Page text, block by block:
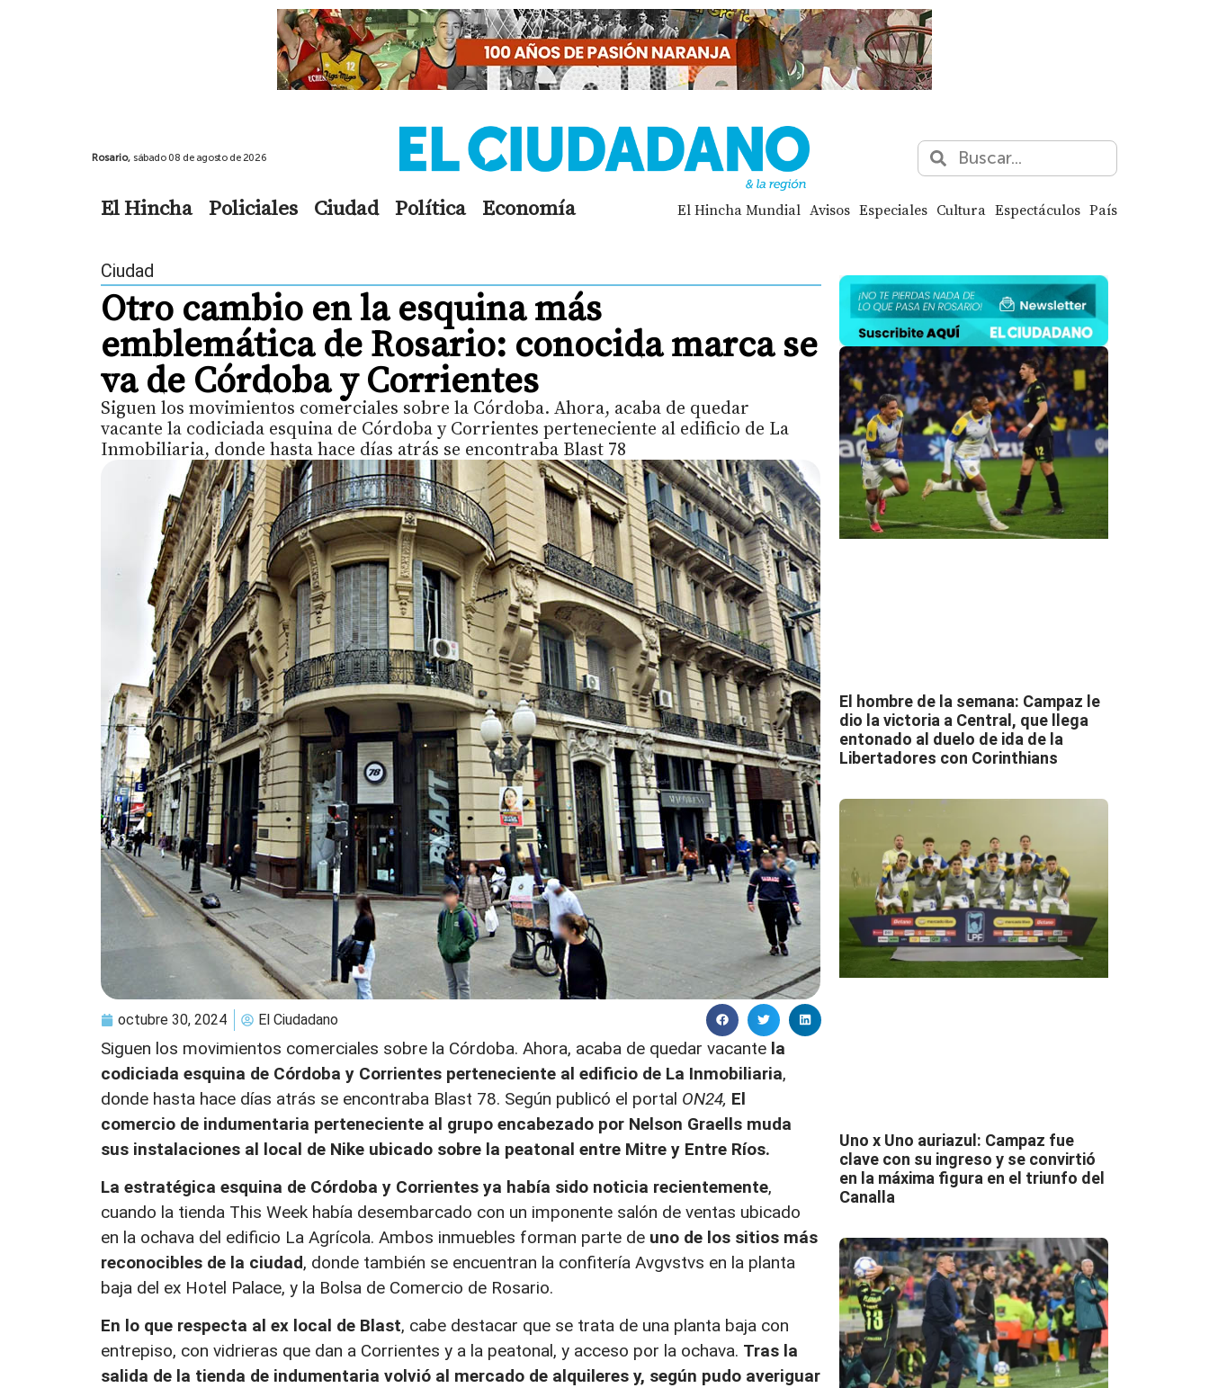
Rosario, sábado 08 de agosto de 2026
El Hincha Policiales Ciudad Política Economía El Hincha Mundial Avisos Especiales Cultura Espectáculos País
Ciudad
Otro cambio en la esquina más
emblemática de Rosario: conocida marca se
va de Córdoba y Corrientes
Siguen los movimientos comerciales sobre la Córdoba. Ahora, acaba de quedar
vacante la codiciada esquina de Córdoba y Corrientes perteneciente al edificio de La
Inmobiliaria, donde hasta hace días atrás se encontraba Blast 78
octubre 30, 2024 El Ciudadano
Siguen los movimientos comerciales sobre la Córdoba. Ahora, acaba de quedar vacante la
codiciada esquina de Córdoba y Corrientes perteneciente al edificio de La Inmobiliaria,
donde hasta hace días atrás se encontraba Blast 78. Según publicó el portal ON24, El
comercio de indumentaria perteneciente al grupo encabezado por Nelson Graells muda
sus instalaciones al local de Nike ubicado sobre la peatonal entre Mitre y Entre Ríos.
La estratégica esquina de Córdoba y Corrientes ya había sido noticia recientemente,
cuando la tienda This Week había desembarcado con un imponente salón de ventas ubicado
en la ochava del edificio La Agrícola. Ambos inmuebles forman parte de uno de los sitios más
reconocibles de la ciudad, donde también se encuentran la confitería Avgvstvs en la planta
baja del ex Hotel Palace, y la Bolsa de Comercio de Rosario.
En lo que respecta al ex local de Blast, cabe destacar que se trata de una planta baja con
entrepiso, con vidrieras que dan a Corrientes y a la peatonal, y acceso por la ochava. Tras la
salida de la tienda de indumentaria volvió al mercado de alquileres y, según pudo averiguar
El hombre de la semana: Campaz le
dio la victoria a Central, que llega
entonado al duelo de ida de la
Libertadores con Corinthians
Uno x Uno auriazul: Campaz fue
clave con su ingreso y se convirtió
en la máxima figura en el triunfo del
Canalla